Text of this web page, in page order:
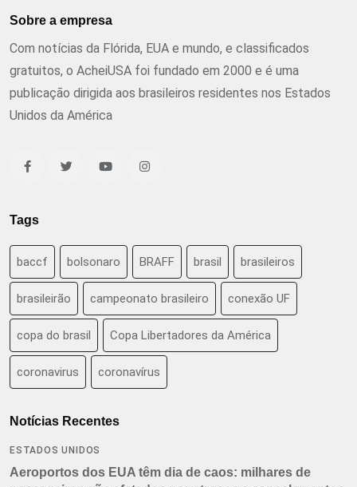
Sobre a empresa
Com notícias da Flórida, EUA e mundo, e classificados
gratuitos, o AcheiUSA foi fundado em 2000 e é uma
publicação dirigida aos brasileiros residentes nos Estados
Unidos da América
Tags
baccf bolsonaro BRAFF brasil brasileiros
brasileirão campeonato brasileiro conexão UF
copa do brasil Copa Libertadores da América
coronavirus coronavírus
Notícias Recentes
ESTADOS UNIDOS
Aeroportos dos EUA têm dia de caos: milhares de